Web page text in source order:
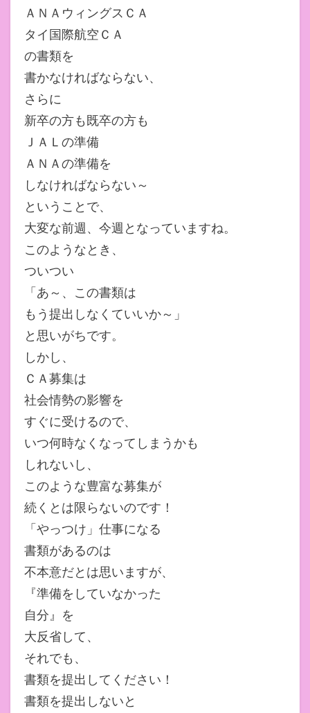
ＡＮＡウィングスＣＡ
タイ国際航空ＣＡ
の書類を
書かなければならない、
さらに
新卒の方も既卒の方も
ＪＡＬの準備
ＡＮＡの準備を
しなければならない～
ということで、
大変な前週、今週となっていますね。
このようなとき、
ついつい
「あ～、この書類は
もう提出しなくていいか～」
と思いがちです。
しかし、
ＣＡ募集は
社会情勢の影響を
すぐに受けるので、
いつ何時なくなってしまうかも
しれないし、
このような豊富な募集が
続くとは限らないのです！
「やっつけ」仕事になる
書類があるのは
不本意だとは思いますが、
『準備をしていなかった
自分』を
大反省して、
それでも、
書類を提出してください！
書類を提出しないと